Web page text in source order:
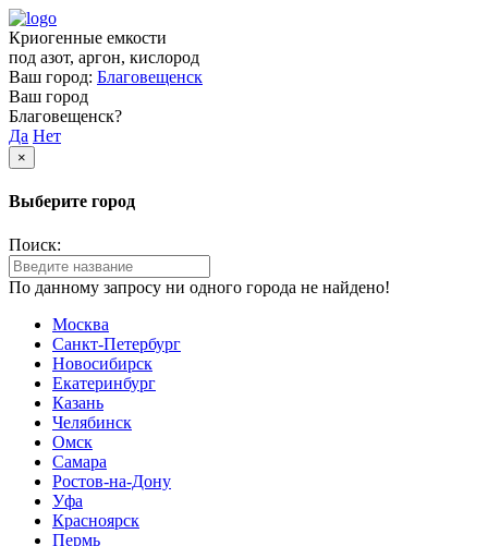
Криогенные емкости
под азот, аргон, кислород
Ваш город: Благовещенск
Ваш город
Благовещенск?
Да Нет
×
Выберите город
Поиск:
По данному запросу ни одного города не найдено!
Москва
Санкт-Петербург
Новосибирск
Екатеринбург
Казань
Челябинск
Омск
Самара
Ростов-на-Дону
Уфа
Красноярск
Пермь